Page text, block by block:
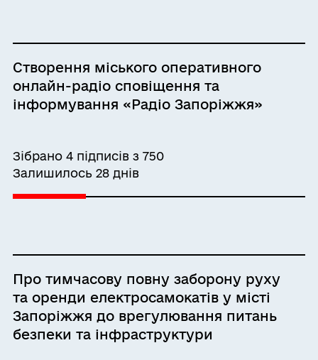
Створення міського оперативного
онлайн-радіо сповіщення та
інформування «Радіо Запоріжжя»
Зібрано 4 підписів з 750
Залишилось 28 днів
Про тимчасову повну заборону руху
та оренди електросамокатів у місті
Запоріжжя до врегулювання питань
безпеки та інфраструктури